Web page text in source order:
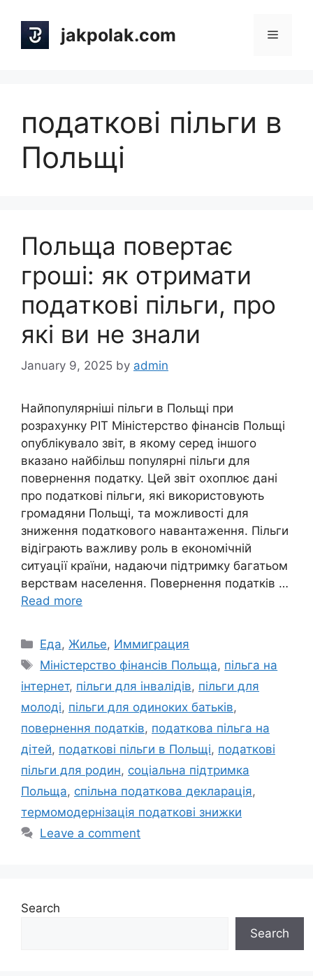
content
jakpolak.com Menu
податкові пільги в
Польщі
Польща повертає
гроші: як отримати
податкові пільги, про
які ви не знали
January 9, 2025 by admin
Найпопулярніші пільги в Польщі при
розрахунку PIT Міністерство фінансів Польщі
опублікувало звіт, в якому серед іншого
вказано найбільш популярні пільги для
повернення податку. Цей звіт охоплює дані
про податкові пільги, які використовують
громадяни Польщі, та можливості для
зниження податкового навантаження. Пільги
відіграють важливу роль в економічній
ситуації країни, надаючи підтримку багатьом
верствам населення. Повернення податків …
Read more
Categories
Еда, Жилье, Иммиграция
Tags
Міністерство фінансів Польща, пільга на
інтернет, пільги для інвалідів, пільги для
молоді, пільги для одиноких батьків,
повернення податків, податкова пільга на
дітей, податкові пільги в Польщі, податкові
пільги для родин, соціальна підтримка
Польща, спільна податкова декларація,
термомодернізація податкові знижки
Leave a comment
Search
Search